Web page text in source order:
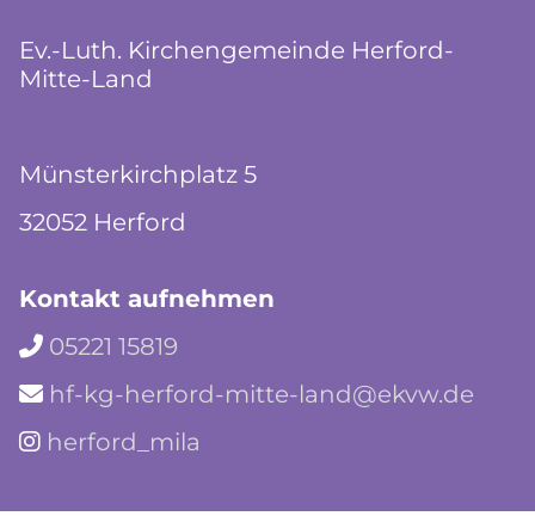
Ev.-Luth. Kirchengemeinde Herford-
Mitte-Land
Münsterkirchplatz 5
32052 Herford
Kontakt aufnehmen
 05221 15819
 hf-kg-herford-mitte-land@ekvw.de
 herford_mila